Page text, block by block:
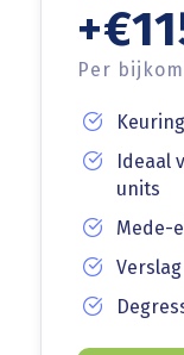
Per
Ideaal
units
Mede-